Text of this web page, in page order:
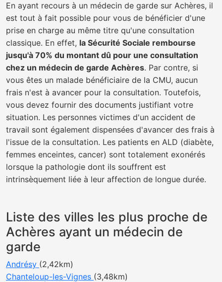
En ayant recours à un médecin de garde sur Achères, il
est tout à fait possible pour vous de bénéficier d'une
prise en charge au même titre qu'une consultation
classique. En effet, la Sécurité Sociale rembourse
jusqu'à 70% du montant dû pour une consultation
chez un médecin de garde Achères. Par contre, si
vous êtes un malade bénéficiaire de la CMU, aucun
frais n'est à avancer pour la consultation. Toutefois,
vous devez fournir des documents justifiant votre
situation. Les personnes victimes d'un accident de
travail sont également dispensées d'avancer des frais à
l'issue de la consultation. Les patients en ALD (diabète,
femmes enceintes, cancer) sont totalement exonérés
lorsque la pathologie dont ils souffrent est
intrinsèquement liée à leur affection de longue durée.
Liste des villes les plus proche de
Achères ayant un médecin de
garde
Andrésy (2,42km)
Chanteloup-les-Vignes (3,48km)